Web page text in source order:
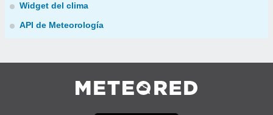
Widget del clima
API de Meteorología